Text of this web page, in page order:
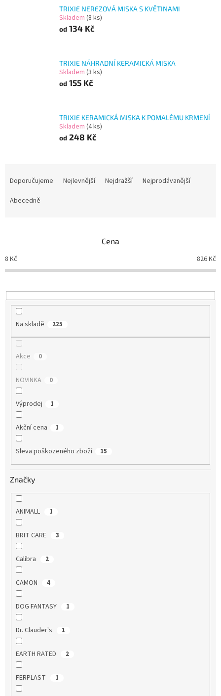
TRIXIE NEREZOVÁ MISKA S KVĚTINAMI
Skladem (8 ks)
od 134 Kč
TRIXIE NÁHRADNÍ KERAMICKÁ MISKA
Skladem (3 ks)
od 155 Kč
TRIXIE KERAMICKÁ MISKA K POMALÉMU KRMENÍ
Skladem (4 ks)
od 248 Kč
o
d
k
t
Doporučujeme Nejlevnější Nejdražší
Nejprodávanější
Abecedně
Cena
8 Kč 826Kč
Na skladě 225
Akce 0
NOVINKA 0
Výprodej 1
Akční cena 1
Sleva poškozeného zboží 15
Značky
ANIMALL 1
BRIT CARE 3
Calibra 2
CAMON 4
DOG FANTASY 1
Dr. Clauder's 1
EARTH RATED 2
FERPLAST 1